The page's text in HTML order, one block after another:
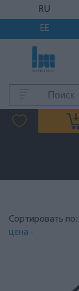
RU
EE
Сортировать по:
цена -